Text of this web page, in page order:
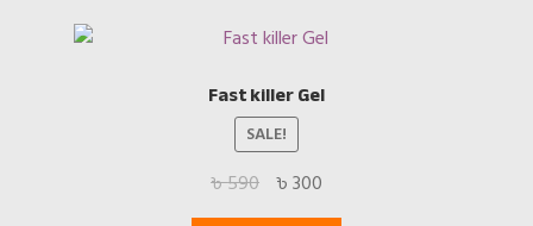
Fast killer Gel
SALE!
৳590 Original
price
৳300Current
price